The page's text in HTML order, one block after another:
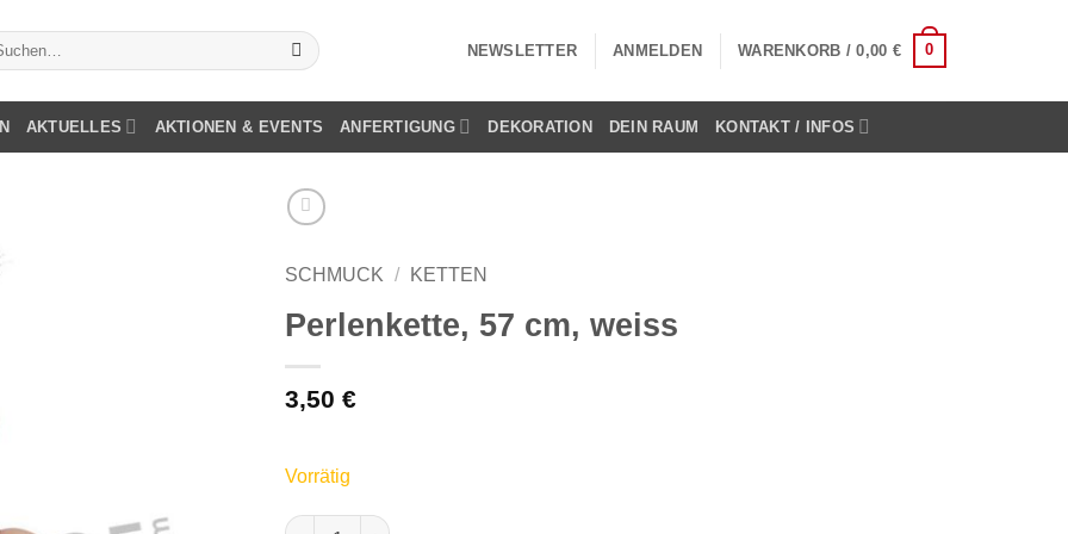
NEWSLETTER ANMELDEN WARENKORB /0,00 € 0
AKTUELLES AKTIONEN & EVENTS ANFERTIGUNG DEKORATION DEIN RAUM KONTAKT / INFOS
SCHMUCK / KETTEN
Perlenkette, 57 cm, weiss
3,50 €
Vorrätig
Perlenkette, 57 cm, weiss Menge